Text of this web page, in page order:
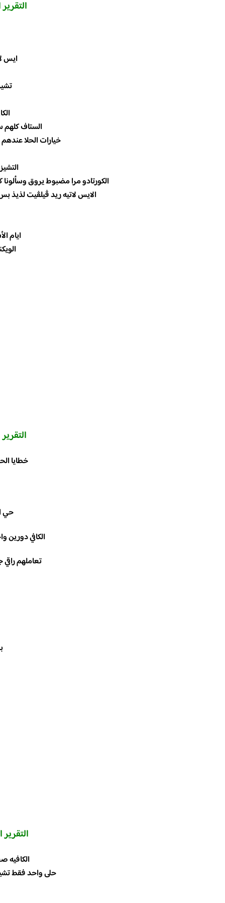
ايس
تشيز
الستاف
خيارات الحلا
الكورتادو مرا مضبوط يروق وسألونا
الايس لاتيه ريد ڤيلڤيت
ايام
الويكند من
خطايا
حي
الكافي
تعاملهم راقي
حلى واحد فقط